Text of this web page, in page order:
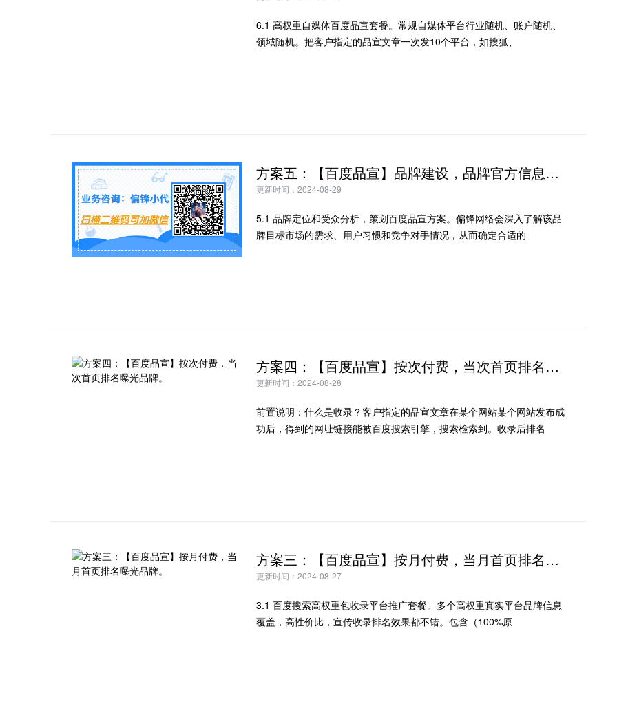
6.1 高权重自媒体百度品宣套餐。常规自媒体平台行业随机、账户随机、
领域随机。把客户指定的品宣文章一次发10个平台，如搜狐、
方案五：【百度品宣】品牌建设，品牌官方信息展现曝光提升调性
更新时间：2024-08-29
5.1 品牌定位和受众分析，策划百度品宣方案。偏锋网络会深入了解该品
牌目标市场的需求、用户习惯和竞争对手情况，从而确定合适的
方案四：【百度品宣】按次付费，当次首页排名曝光品牌。
更新时间：2024-08-28
前置说明：什么是收录？客户指定的品宣文章在某个网站某个网站发布成
功后，得到的网址链接能被百度搜索引擎，搜索检索到。收录后排名
方案三：【百度品宣】按月付费，当月首页排名曝光品牌。
更新时间：2024-08-27
3.1 百度搜索高权重包收录平台推广套餐。多个高权重真实平台品牌信息
覆盖，高性价比，宣传收录排名效果都不错。包含（100%原